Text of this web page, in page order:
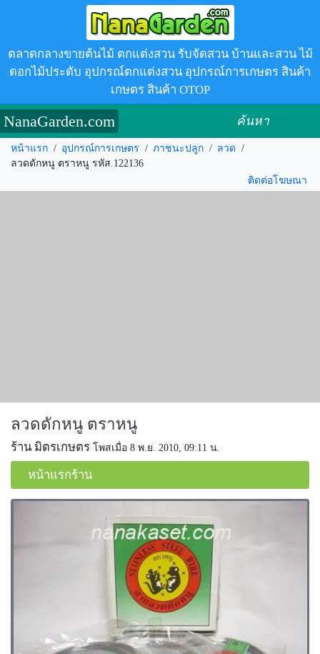
ตลาดกลางขายต้นไม้ ตกแต่งสวน รับจัดสวน บ้านและสวน ไม้
ดอกไม้ประดับ อุปกรณ์ตกแต่งสวน อุปกรณ์การเกษตร สินค้า
เกษตร สินค้า OTOP
NanaGarden.com ค้นหา
หน้าแรก / อุปกรณ์การเกษตร / ภาชนะปลูก / ลวด /
ลวดดักหนู ตราหนู รหัส.122136
ติดต่อโฆษณา
ลวดดักหนู ตราหนู
ร้าน มิตรเกษตร โพสเมื่อ 8 พ.ย. 2010, 09:11 น.
หน้าแรกร้าน